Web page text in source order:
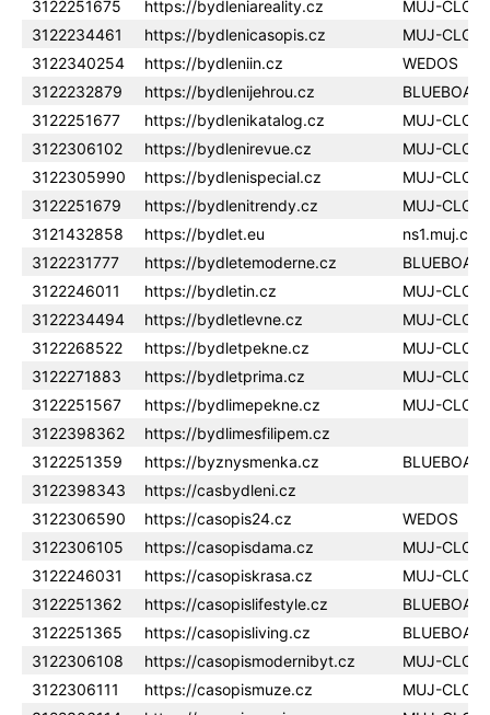
3122251675
https://bydleniareality.cz
MUJ-
3122234461
https://bydlenicasopis.cz
MUJ-
3122340254
https://bydleniin.cz
WEDOS
3122232879
https://bydlenijehrou.cz
3122251677
https://bydlenikatalog.cz
MUJ-
3122306102
https://bydlenirevue.cz
MUJ-
3122305990
https://bydlenispecial.cz
MUJ-
3122251679
https://bydlenitrendy.cz
MUJ-
3121432858
https://bydlet.eu
3122231777
https://bydletemoderne.cz
3122246011
https://bydletin.cz
MUJ-
3122234494
https://bydletlevne.cz
MUJ-
3122268522
https://bydletpekne.cz
MUJ-
3122271883
https://bydletprima.cz
MUJ-
3122251567
https://bydlimepekne.cz
MUJ-
3122398362
https://bydlimesfilipem.cz
3122251359
https://byznysmenka.cz
3122398343
https://casbydleni.cz
3122306590
https://casopis24.cz
WEDOS
3122306105
https://casopisdama.cz
MUJ-
3122246031
https://casopiskrasa.cz
MUJ-
3122251362
https://casopislifestyle.cz
3122251365
https://casopisliving.cz
3122306108
https://casopismodernibyt.cz
MUJ-
3122306111
https://casopismuze.cz
MUJ-